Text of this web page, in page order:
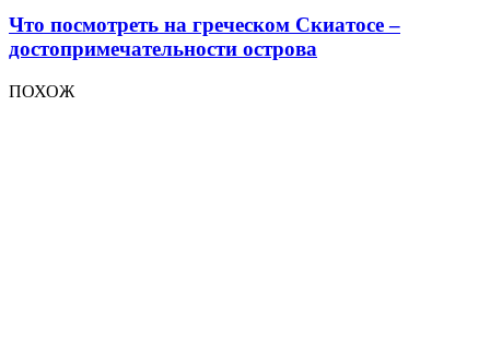
Что посмотреть на греческом Скиатосе –
достопримечательности острова
ПОХОЖ